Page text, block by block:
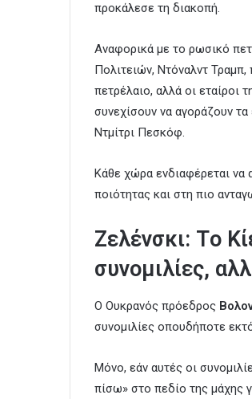
προκάλεσε τη διακοπή.
Αναφορικά με το ρωσικό
Πολιτειών, Ντόναλντ
πετρέλαιο, αλλά οι εταίροι
συνεχίσουν να αγοράζουν
Ντμίτρι Πεσκόφ.
Κάθε χώρα ενδιαφέρεται να
ποιότητας και στη πιο
Ζελένσκι: Tο
συνομιλίες,
Ο Ουκρανός πρόεδρος
συνομιλίες οπουδήποτε
Μόνο, εάν αυτές οι
πίσω» στο πεδίο της μάχης